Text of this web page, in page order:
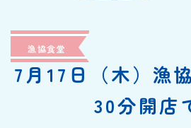
漁協食堂
7月17日（木）漁
30分開店